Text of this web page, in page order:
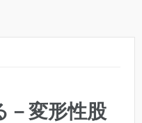
－変形性股